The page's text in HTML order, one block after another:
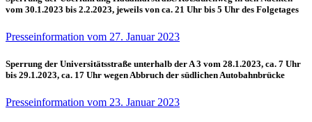
vom 30.1.2023 bis 2.2.2023, jeweils von ca. 21 Uhr bis 5 Uhr des Folgetages
Presseinformation vom 27. Januar 2023
Sperrung der Universitätsstraße unterhalb der A 3 vom 28.1.2023, ca. 7 Uhr
bis 29.1.2023, ca. 17 Uhr wegen Abbruch der südlichen Autobahnbrücke
Presseinformation vom 23. Januar 2023